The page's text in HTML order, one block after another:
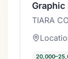
TIARA